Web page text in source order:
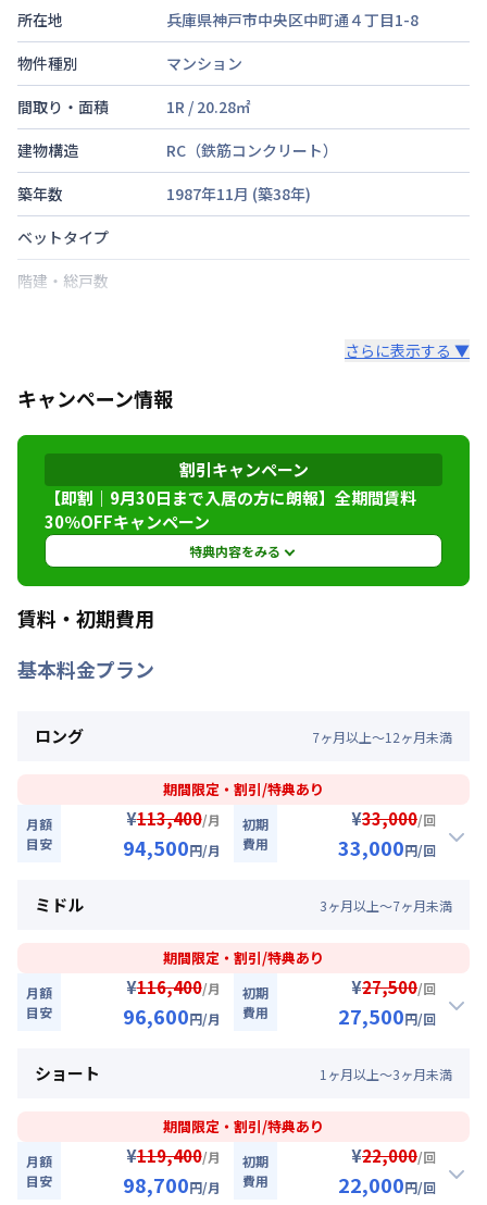
所在地
兵庫県神戸市中央区中町通４丁目1-8
物件種別
マンション
間取り・面積
1R / 20.28㎡
建物構造
RC（鉄筋コンクリート）
築年数
1987年11月 (築38年)
ベットタイプ
階建・総戸数
禁煙・喫煙
東海道本線神戸駅徒歩5分
神戸高速鉄道東西線高速神戸駅
神戸市西神山手線大倉山駅徒歩10分
定員
2名
駐車場
なし
次回更新日
情報更新日
さらに表示する ▼
キャンペーン情報
割引キャンペーン
【即割｜9月30日まで入居の方に朗報】全期間賃料
30％OFFキャンペーン
特典内容をみる
特典内容
賃料を30％OFFさせていただきます。※管理費と
ンペーンとの併用はできません。掲載サイトによ
ンペーンを適用させていただきます。★ご希望の
入居日・期間に応じて、他にも賃料半額・初期費
用お値引き可能はお部屋もございます。お気軽に
お問い合わせください。
利用条件
上ご利用のお客様
対象期間
賃料・初期費用
基本料金プラン
ロング 7ヶ月以上～12ヶ月未満
期間限定・割引/特典あり
月額
目安
¥113,400/月
94,500円/月
初期
費用
¥33,000/回
33,000円/回
割引
2026年8月10日
に限り
、賃料30%引きキャンペーン（18,900円/月・割引）
円/回 にてご利用いただけます！
利用時の料金詳細
月額賃料目安詳細料金（30日利用）
賃料：
63,000円/月 (2,100円/日)
光熱費：
24,000円/月 (800円/日) (税抜)
ミドル 3ヶ月以上～7ヶ月未満
期間限定・割引/特典あり
月額
目安
¥116,400/月
96,600円/月
初期
費用
¥27,500/回
27,500円/回
【即割｜9月30日まで入居の方に朗報】全期間賃料30％OFF
2026年8月10日
に限り
、賃料30%引きキャンペーン（19,800円/月・割引）
ショート 1 ヶ月以上～3ヶ月未満
期間限定・割引/特典あり
月額
目安
¥119,400/月
98,700円/月
初期
費用
¥22,000/回
22,000円/回